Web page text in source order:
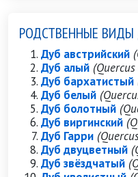
РОДСТВЕННЫЕ ВИДЫ
Дуб австрийский
Дуб алый
Дуб бархатистый
Дуб белый
Дуб болотный
Дуб виргинский
Дуб Гарри
Дуб двуцветный
Дуб звёздчатый